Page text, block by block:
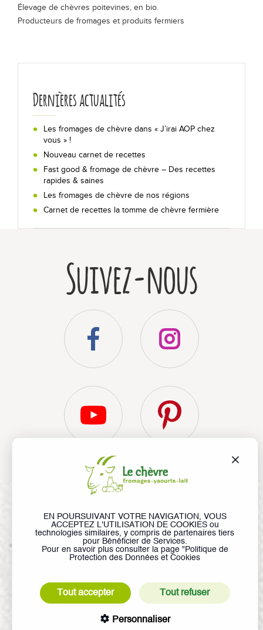
Bon pour la santé !
Déguster
Nos recettes au chèvre !
En toutes occasions
Sur un plateau
Secrets de dégustation
Qui sommes-nous ?
Bibliographie
Foire aux questions
Liens utiles
Recherche
Élevage de chèvres poitevines, en bio.
Producteurs de fromages et produits fermiers
Dernières actualités
Les fromages de chèvre dans « J’irai AOP chez
vous » !
Nouveau carnet de recettes
Fast good & fromage de chèvre – Des recettes
rapides & saines
Les fromages de chèvre de nos régions
Carnet de recettes la tomme de chèvre fermière
Suivez-nous
© Le Chèvre, tous droits réservés
Liens utiles
Lexique Médiathèque
Mentions légales
Contactez l’ANICAP
EN POURSUIVANT VOTRE NAVIGATION, VOUS
ACCEPTEZ L'UTILISATION DE COOKIES ou
technologies similaires, y compris de partenaires tiers
pour Bénéficier de Services.
Pour en savoir plus consulter la page " Politique de
Protection des Données et Cookies
Tout accepter Tout refuser
Personnaliser